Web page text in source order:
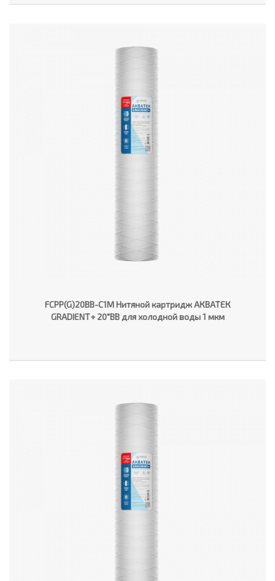
FCPP(G)20BB-C1M Нитяной картридж АКВАТЕК
GRADIENT+ 20"ВВ для холодной воды 1 мкм